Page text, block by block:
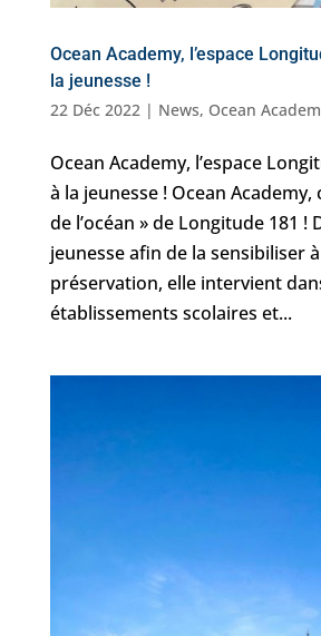
Ocean Academy, l’espace
la jeunesse !
22 Déc 2022| News, Ocean
Ocean Academy, l’espace
à la jeunesse ! Ocean Academy,
de l’océan » de Longitude 181 !
jeunesse afin de la sensibiliser à
préservation, elle intervient
établissements scolaires et...